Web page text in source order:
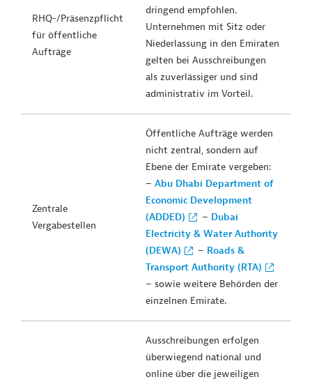
RHQ-/Präsenzpflicht
für öffentliche
Aufträge
dringend empfohlen.
Unternehmen mit Sitz oder
Niederlassung in den Emiraten
gelten bei Ausschreibungen
als zuverlässiger und sind
administrativ im Vorteil.
Zentrale
Vergabestellen
Öffentliche Aufträge werden
nicht zentral, sondern auf
Ebene der Emirate vergeben:
– Abu Dhabi Department of
Economic Development
(ADDED)
– Dubai
Electricity & Water Authority
(DEWA)
– Roads &
Transport Authority (RTA)
– sowie weitere Behörden der
einzelnen Emirate.
Ausschreibungen erfolgen
überwiegend national und
online über die jeweiligen